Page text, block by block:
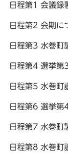
日程第1 会議録
日程第2 会期に
日程第3 水巻町
日程第4 選挙第
日程第5 水巻町
日程第6 選挙第
日程第7 水巻町
日程第8 水巻町